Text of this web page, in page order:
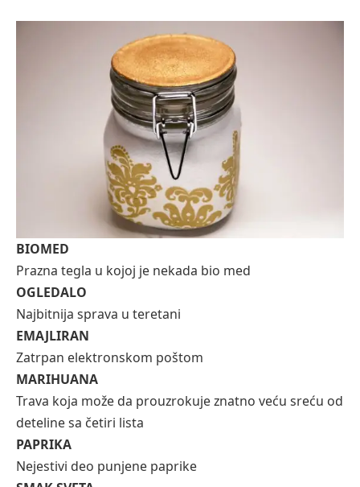
BIOMED
Prazna tegla u kojoj je nekada bio med
OGLEDALO
Najbitnija sprava u teretani
EMAJLIRAN
Zatrpan elektronskom poštom
MARIHUANA
Trava koja može da prouzrokuje znatno veću sreću od
deteline sa četiri lista
PAPRIKA
Nejestivi deo punjene paprike